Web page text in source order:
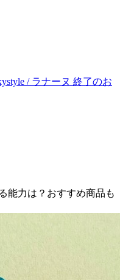
/ ラナーヌ 終了のお
能力は？おすすめ商品も